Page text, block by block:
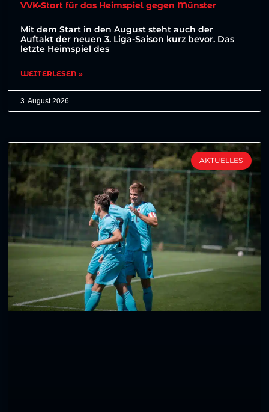
VVK-Start für das Heimspiel gegen Münster
Mit dem Start in den August steht auch der
Auftakt der neuen 3. Liga-Saison kurz bevor. Das
letzte Heimspiel des
WEITERLESEN »
3. August 2026
AKTUELLES